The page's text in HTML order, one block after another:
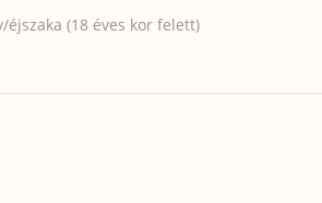
(18 éves kor felett)